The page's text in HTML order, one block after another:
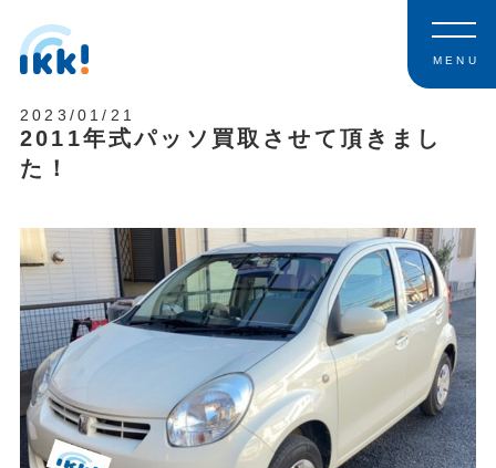
MENU
2023/01/21
2011年式パッソ買取させて頂きまし
た！